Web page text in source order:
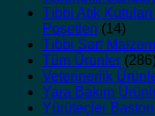
Tıbbi Atık
Poşetleri (14)
Tıbbi Sarf
Tüm Ürünler (286)
Veterinerlik
Yara Bakım
Yürüteçler